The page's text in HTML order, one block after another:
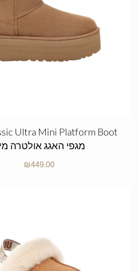
Ultra Mini Platform Boot
מגפי האגג אולטרה
₪449.00